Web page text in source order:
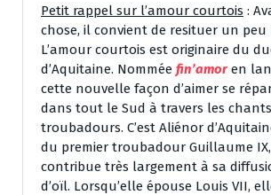
Petit rappel sur l’amour courtois :
chose, il convient de resituer un peu
L’amour courtois est originaire du
d’Aquitaine. Nommée fin’amoren
cette nouvelle façon d’aimer se
dans tout le Sud à travers les
troubadours. C’est Aliénor
du premier troubadour Guillaume
contribue très largement à sa
d’oïl. Lorsqu’elle épouse Louis VII,